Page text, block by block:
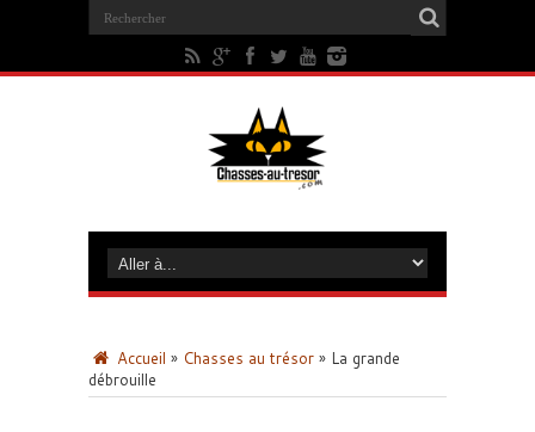
Accueil » Chasses au trésor » La grande
débrouille